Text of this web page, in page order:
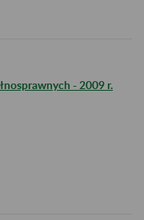
- 2009 r.